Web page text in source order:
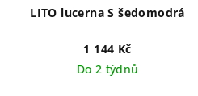
LITO lucerna S šedomodrá
1 144 Kč
Do 2 týdnů